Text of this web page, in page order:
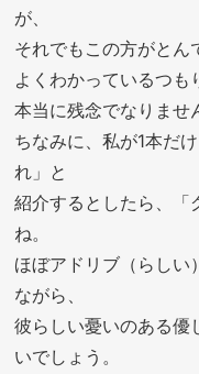
が、
それでもこの方がとん
よくわかっているつも
本当に残念でなりませ
ちなみに、私が1本だ
れ」と
紹介するとしたら、「
ね。
ほぼアドリブ（らしい
ながら、
彼らしい憂いのある優
いでしょう。